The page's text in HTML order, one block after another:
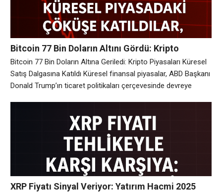
Bitcoin 77 Bin Doların Altını Gördü: Kripto
Piyasasında Sert Düşüş!
Bitcoin 77 Bin Doların Altına Geriledi: Kripto Piyasaları Küresel
Satış Dalgasına Katıldı Küresel finansal piyasalar, ABD Başkanı
Donald Trump’ın ticaret politikaları çerçevesinde devreye
nasibini aldı. Lider kripto para birimi Bitcoin, %2,5’e varan bir
düşüşle 77.000 dolar seviyesinin altına geriledi. Aynı
XRP Fiyatı Sinyal Veriyor: Yatırım Hacmi 2025